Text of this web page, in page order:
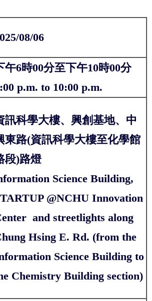
08/06
午6時00分至下午10時00分
p.m. to 10:00 p.m.
訊科學大樓、興創基地、中
東路(資訊科學大樓至化學館
段)路燈
Science Building,
@NCHU Innovation
and streetlights along
Hsing E. Rd. (from the
Science Building to
Chemistry Building section)